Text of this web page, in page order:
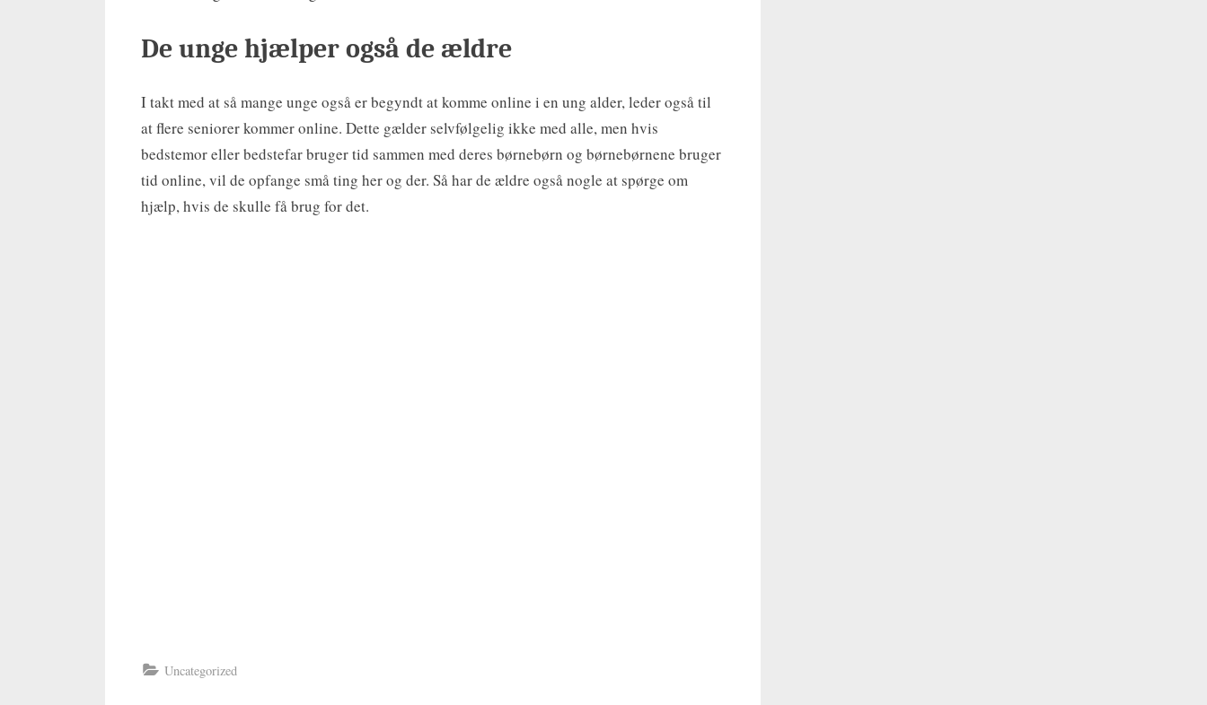
De unge hjælper også de ældre
I takt med at så mange unge også er begyndt at komme online i en ung alder, leder også til
at flere seniorer kommer online. Dette gælder selvfølgelig ikke med alle, men hvis
bedstemor eller bedstefar bruger tid sammen med deres børnebørn og børnebørnene bruger
tid online, vil de opfange små ting her og der. Så har de ældre også nogle at spørge om
hjælp, hvis de skulle få brug for det.
Uncategorized